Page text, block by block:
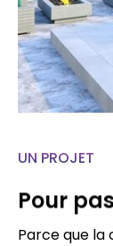
UN PROJET
Pour
Parce que la